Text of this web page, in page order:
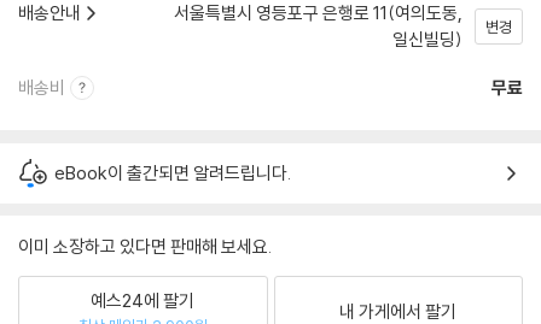
배송안내
서울특별시 영등포구 은행로 11(여의도동,
일신빌딩)
변경
배송비 무료
eBook이 출간되면 알려드립니다.
이미 소장하고 있다면 판매해 보세요.
예스24에 팔기 내 가게에서 팔기